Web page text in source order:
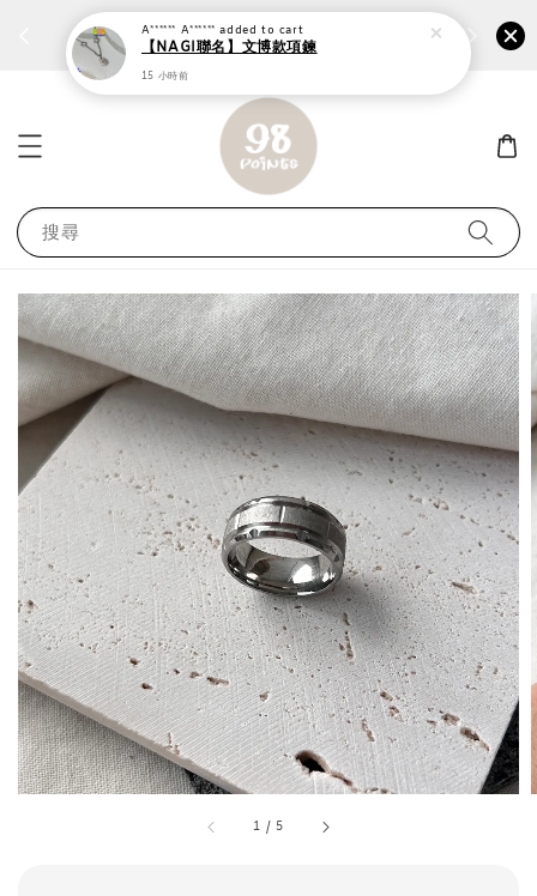
個性鋼戒任兩件1300⚡ 前往選購 ›› 加
搜尋
1 /5
A****** A****** added to cart
【NAGI聯名】文博款項鍊
15 小時前